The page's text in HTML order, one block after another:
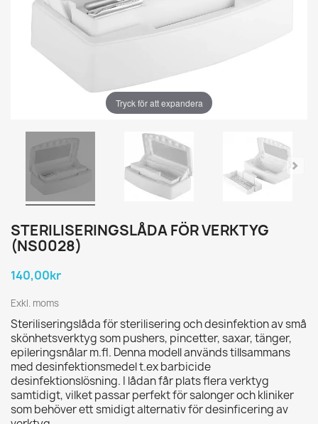
Tryck för att expandera
STERILISERINGSLÅDA FÖR VERKTYG
(NS0028)
140,00kr
Exkl. moms
Steriliseringslåda för sterilisering och desinfektion av små
skönhetsverktyg som pushers, pincetter, saxar, tänger,
epileringsnålar m.fl. Denna modell används tillsammans
med desinfektionsmedel t.ex barbicide
desinfektionslösning. I lådan får plats flera verktyg
samtidigt, vilket passar perfekt för salonger och kliniker
som behöver ett smidigt alternativ för desinficering av